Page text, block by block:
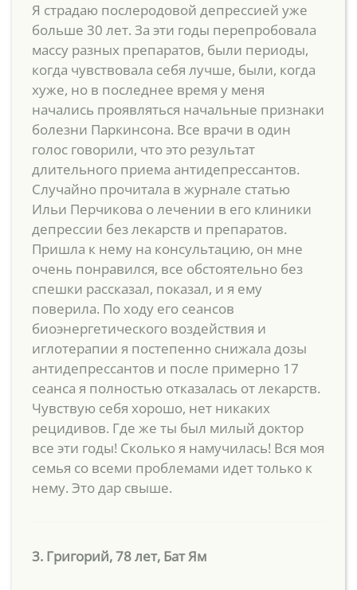
Я страдаю послеродовой депрессией уже
больше 30 лет. За эти годы перепробовала
массу разных препаратов, были периоды,
когда чувствовала себя лучше, были, когда
хуже, но в последнее время у меня
начались проявляться начальные признаки
болезни Паркинсона. Все врачи в один
голос говорили, что это результат
длительного приема антидепрессантов.
Случайно прочитала в журнале статью
Ильи Перчикова о лечении в его клиники
депрессии без лекарств и препаратов.
Пришла к нему на консультацию, он мне
очень понравился, все обстоятельно без
спешки рассказал, показал, и я ему
поверила. По ходу его сеансов
биоэнергетического воздействия и
иглотерапии я постепенно снижала дозы
антидепрессантов и после примерно 17
сеанса я полностью отказалась от лекарств.
Чувствую себя хорошо, нет никаких
рецидивов. Где же ты был милый доктор
все эти годы! Сколько я намучилась! Вся моя
семья со всеми проблемами идет только к
нему. Это дар свыше.
3. Григорий, 78 лет, Бат Ям